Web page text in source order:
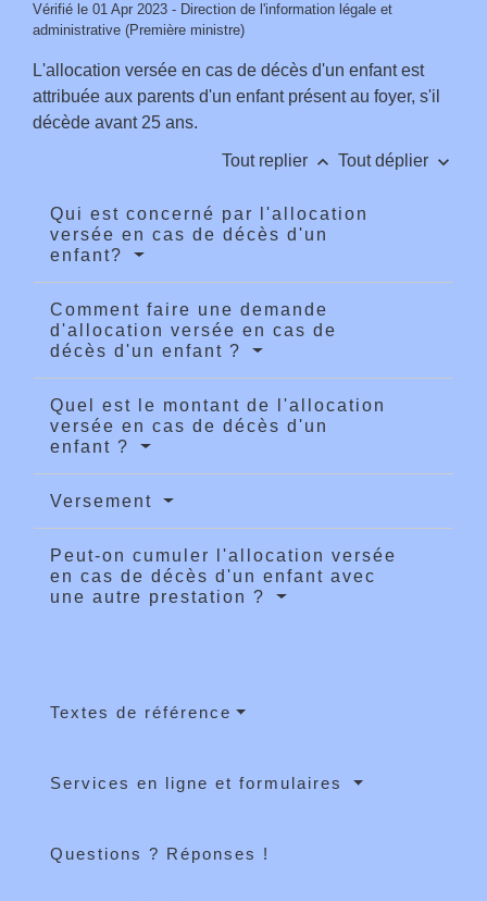
Vérifié le 01 Apr 2023 - Direction de l'information légale et
administrative (Première ministre)
L'allocation versée en cas de décès d'un enfant est
attribuée aux parents d'un enfant présent au foyer, s'il
décède avant 25 ans.
Tout replier keyboard_arrow_up Tout déplier keyboard_arrow_down
Qui est concerné par l'allocation
versée en cas de décès d'un
enfant?
Comment faire une demande
d'allocation versée en cas de
décès d'un enfant ?
Quel est le montant de l'allocation
versée en cas de décès d'un
enfant ?
Versement
Peut-on cumuler l'allocation versée
en cas de décès d'un enfant avec
une autre prestation ?
Textes de référence
Services en ligne et formulaires
Questions ? Réponses !